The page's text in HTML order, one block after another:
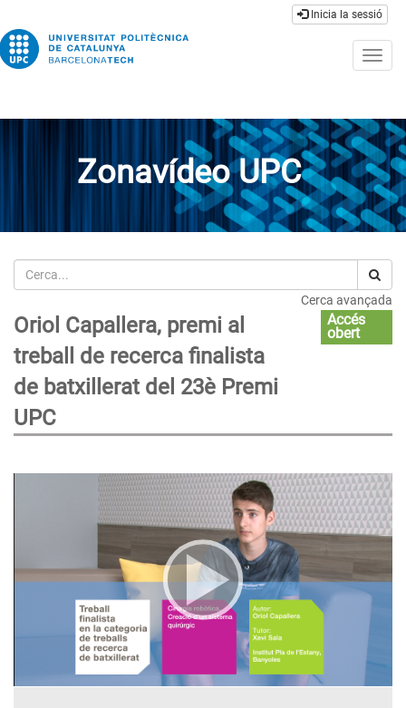
Inicia la sessió
Zonavídeo UPC
Cerca
Cerca avançada
Oriol Capallera, premi al
treball de recerca finalista
de batxillerat del 23è Premi
UPC
Accés
obert